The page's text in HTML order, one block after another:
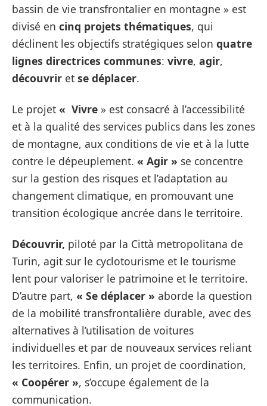
bassin de vie transfrontalier en montagne » est
divisé en cinq projets thématiques, qui
déclinent les objectifs stratégiques selon quatre
lignes directrices communes: vivre, agir,
découvrir et se déplacer.
Le projet « Vivre » est consacré à l’accessibilité
et à la qualité des services publics dans les zones
de montagne, aux conditions de vie et à la lutte
contre le dépeuplement. « Agir » se concentre
sur la gestion des risques et l’adaptation au
changement climatique, en promouvant une
transition écologique ancrée dans le territoire.
Découvrir, piloté par la Città metropolitana de
Turin, agit sur le cyclotourisme et le tourisme
lent pour valoriser le patrimoine et le territoire.
D’autre part, « Se déplacer » aborde la question
de la mobilité transfrontalière durable, avec des
alternatives à l’utilisation de voitures
individuelles et par de nouveaux services reliant
les territoires. Enfin, un projet de coordination,
« Coopérer », s’occupe également de la
communication.